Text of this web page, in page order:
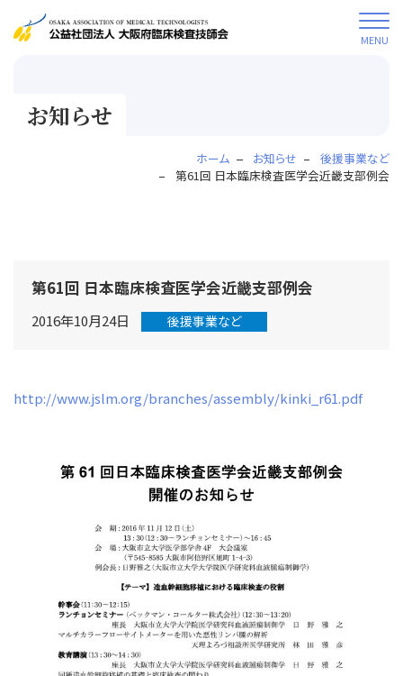
MENU
お知らせ
ホーム お知らせ
後援事業など
第61回 日本臨床検査医学会近畿支部例会
第61回 日本臨床検査医学会近畿支部例会
2016年10月24日 後援事業など
http://www.jslm.org/branches/assembly/kinki_r61.pdf